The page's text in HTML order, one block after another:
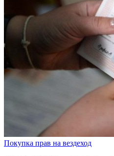
Покупка прав на вездеход